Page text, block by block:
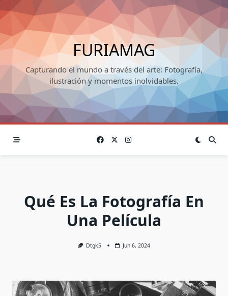
Skip
to
content
FURIAMAG
Capturando el mundo a través del arte: Fotografía,
ilustración y momentos inolvidables.
Qué Es La Fotografía En
Una Película
Dtgk5 Jun 6, 2024